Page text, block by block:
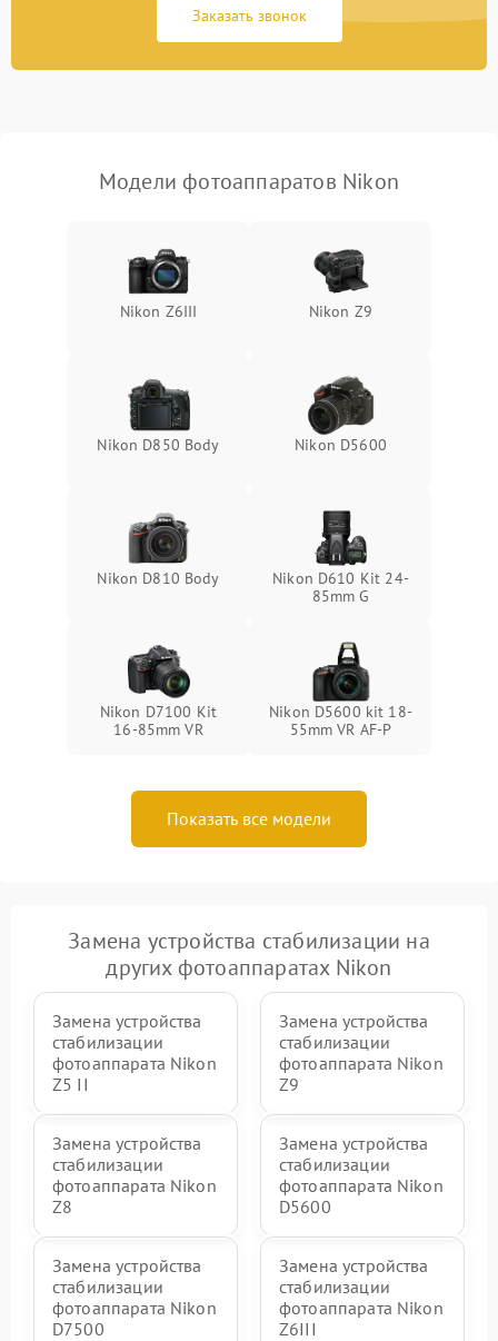
Заказать звонок
Модели фотоаппаратов Nikon
Nikon Z6III Nikon Z9
Nikon D850 Body Nikon D5600
Nikon D810 Body
Nikon D610 Kit 24-
85mm G
Nikon D7100 Kit
16-85mm VR
Nikon D5600 kit 18-
55mm VR AF-P
Показать все модели
Замена устройства стабилизации на
других фотоаппаратах Nikon
Замена устройства
стабилизации
фотоаппарата Nikon
Z5 II
Замена устройства
стабилизации
фотоаппарата Nikon
Z9
Замена устройства
стабилизации
фотоаппарата Nikon
Z8
Замена устройства
стабилизации
фотоаппарата Nikon
D5600
Замена устройства
стабилизации
фотоаппарата Nikon
D7500
Замена устройства
стабилизации
фотоаппарата Nikon
Z6III